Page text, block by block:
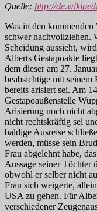
Quelle: http://
Was in den kommenden
schwer nachvollziehen.
Scheidung aussieht,
Alberts Gestapoakte
dem dieser am 27.
beabsichtige mit seinem
bereits arisiert sei. Am
Gestapoaußenstelle
Arisierung noch nicht
nicht rechtskräftig sei
baldige Ausreise
werden, müsse sein
Frau abgelehnt habe,
Aussage seiner Töchter
obwohl er selber nicht
Frau sich weigerte,
USA zu gehen. Für
verschiedener